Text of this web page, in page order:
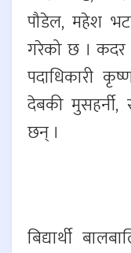
पौडेल, महेश
गरेको छ । कदर
पदाधिकारी
देबकी मुसहर्नी,
छन् ।
बिद्यार्थी